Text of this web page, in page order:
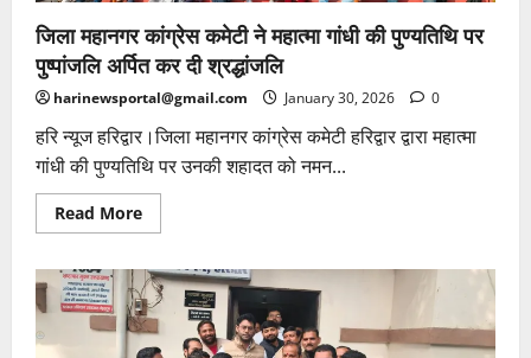
मार्ग
स्थलीय
निरीक्षण
जिला महानगर कांग्रेस कमेटी ने महात्मा गांधी की पुण्यतिथि पर
पुष्पांजलि अर्पित कर दी श्रद्धांजलि
harinewsportal@gmail.com January 30, 2026 0
हरि न्यूज हरिद्वार।जिला महानगर कांग्रेस कमेटी हरिद्वार द्वारा महात्मा
गांधी की पुण्यतिथि पर उनकी शहादत को नमन...
Read MoreRead
more
महानगर
कांग्रेस
कमेटी
ने
महात्मा